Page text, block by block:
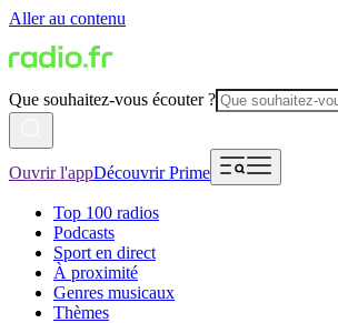
Aller au contenu
Que souhaitez-vous écouter ?
Ouvrir l'appDécouvrir Prime
Top 100 radios
Podcasts
Sport en direct
À proximité
Genres musicaux
Thèmes